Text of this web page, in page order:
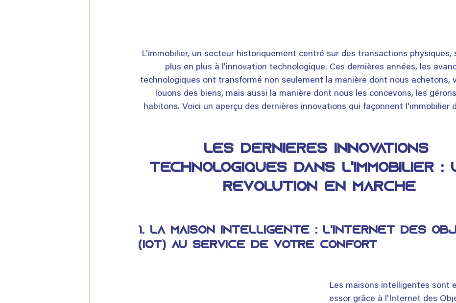
L'immobilier, un secteur historiquement centré sur des transactions physiques,
plus en plus à l'innovation technologique. Ces dernières années, les
technologiques ont transformé non seulement la manière dont nous achetons,
louons des biens, mais aussi la manière dont nous les concevons, les
habitons. Voici un aperçu des dernières innovations qui façonnent l'immobilier
Les dernières innovations
technologiques dans l'immobilier :
révolution en marche
1. La maison intelligente : L'internet des
(IoT) au service de votre confort
Les maisons intelligentes sont
essor grâce à l'Internet des